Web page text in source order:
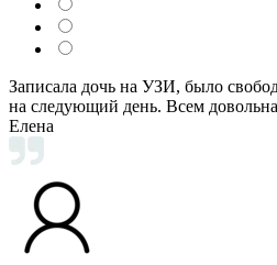
Записала дочь на УЗИ, было
на следующий день. Всем
Елена